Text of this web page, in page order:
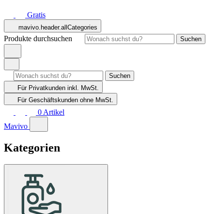
Gratis
mavivo.header.allCategories
Produkte durchsuchen Suchen
Suchen
Für Privatkunden inkl. MwSt.
Für Geschäftskunden ohne MwSt.
0 Artikel
Mavivo
Kategorien